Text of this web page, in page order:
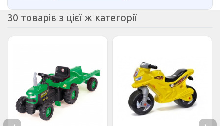
30 товарів з цієї ж категорії